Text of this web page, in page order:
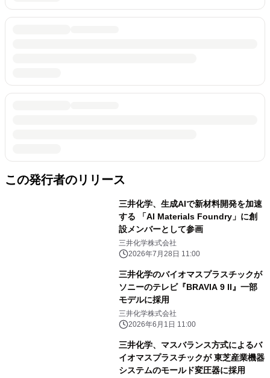
この発行者のリリース
三井化学、生成AIで新材料開発を加速
する 「AI Materials Foundry」に創
設メンバーとして参画
三井化学株式会社
2026年7月28日 11:00
三井化学のバイオマスプラスチックが
ソニーのテレビ『BRAVIA 9 II』一部
モデルに採用
三井化学株式会社
2026年6月1日 11:00
三井化学、マスバランス方式によるバ
イオマスプラスチックが 東芝産業機器
システムのモールド変圧器に採用